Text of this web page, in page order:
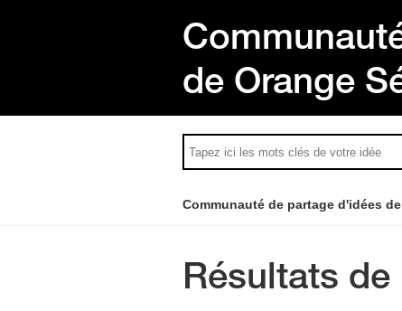
de Orange
Communauté de partage d'idées
Résultats